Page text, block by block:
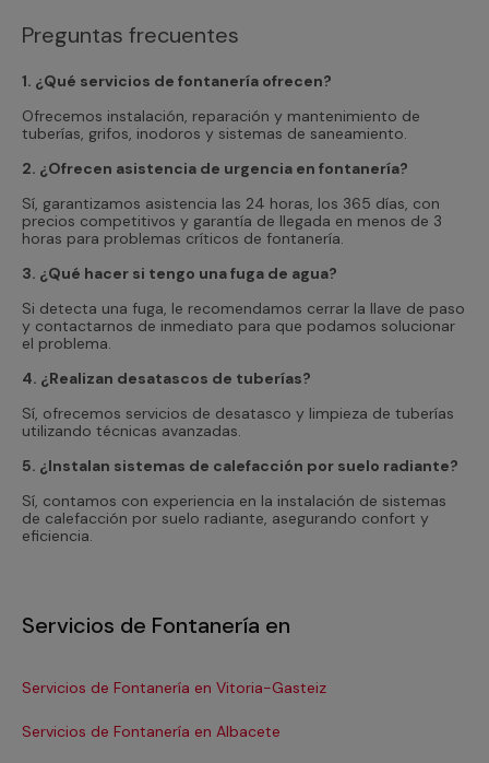
Preguntas frecuentes
1. ¿Qué servicios de fontanería ofrecen?
Ofrecemos instalación, reparación y mantenimiento de
tuberías, grifos, inodoros y sistemas de saneamiento.
2. ¿Ofrecen asistencia de urgencia en fontanería?
Sí, garantizamos asistencia las 24 horas, los 365 días, con
precios competitivos y garantía de llegada en menos de 3
horas para problemas críticos de fontanería.
3. ¿Qué hacer si tengo una fuga de agua?
Si detecta una fuga, le recomendamos cerrar la llave de paso
y contactarnos de inmediato para que podamos solucionar
el problema.
4. ¿Realizan desatascos de tuberías?
Sí, ofrecemos servicios de desatasco y limpieza de tuberías
utilizando técnicas avanzadas.
5. ¿Instalan sistemas de calefacción por suelo radiante?
Sí, contamos con experiencia en la instalación de sistemas
de calefacción por suelo radiante, asegurando confort y
eficiencia.
Servicios de Fontanería en
Servicios de Fontanería en Vitoria-Gasteiz
Servicios de Fontanería en Albacete